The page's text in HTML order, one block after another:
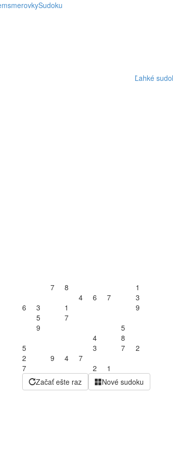
Sudoku
Ľahké
7 8
1
4
6 7
3
6
3 1
9
5
7
9
5
4
8
5
3 7
2
2
9 4
7
7
2
1
Začať ešte raz
Nové sudoku